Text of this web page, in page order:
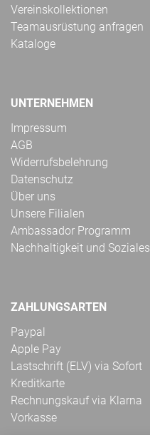
Vereinskollektionen
Teamausrüstung anfragen
Kataloge
UNTERNEHMEN
Impressum
AGB
Widerrufsbelehrung
Datenschutz
Über uns
Unsere Filialen
Ambassador Programm
Nachhaltigkeit und Soziales
ZAHLUNGSARTEN
Paypal
Apple Pay
Lastschrift (ELV) via Sofort
Kreditkarte
Rechnungskauf via Klarna
Vorkasse